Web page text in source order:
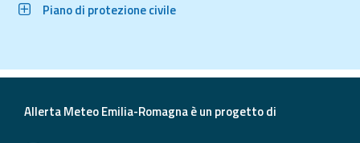
Piano di protezione civile
Allerta Meteo Emilia-Romagna è un progetto di